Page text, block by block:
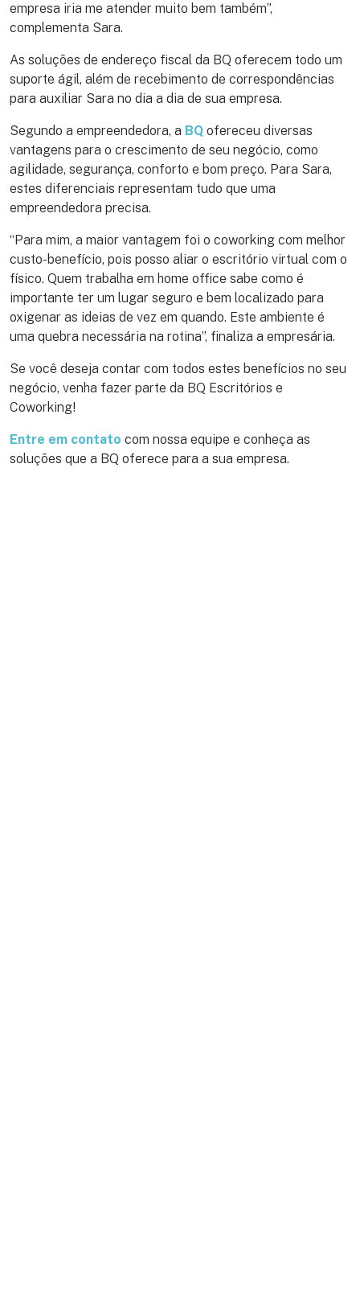
empresa iria me atender muito bem também”,
complementa Sara.
As soluções de endereço fiscal da BQ oferecem todo um
suporte ágil, além de recebimento de correspondências
para auxiliar Sara no dia a dia de sua empresa.
Segundo a empreendedora, a BQ ofereceu diversas
vantagens para o crescimento de seu negócio, como
agilidade, segurança, conforto e bom preço. Para Sara,
estes diferenciais representam tudo que uma
empreendedora precisa.
“Para mim, a maior vantagem foi o coworking com melhor
custo-benefício, pois posso aliar o escritório virtual com o
físico. Quem trabalha em home office sabe como é
importante ter um lugar seguro e bem localizado para
oxigenar as ideias de vez em quando. Este ambiente é
uma quebra necessária na rotina”, finaliza a empresária.
Se você deseja contar com todos estes benefícios no seu
negócio, venha fazer parte da BQ Escritórios e
Coworking!
Entre em contato com nossa equipe e conheça as
soluções que a BQ oferece para a sua empresa.